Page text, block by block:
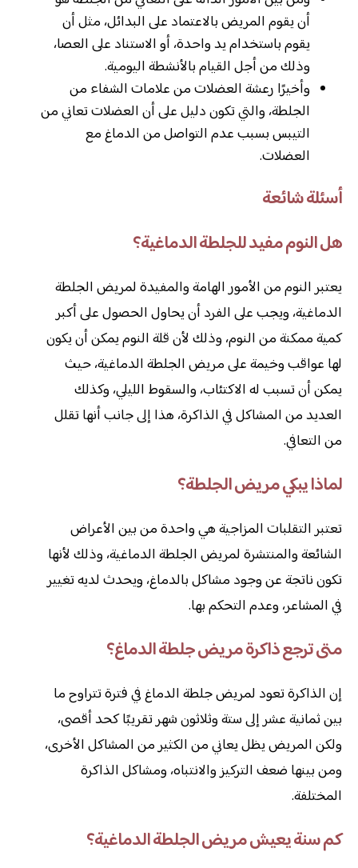
أن يقوم المريض بالاعتماد على البدائل، مثل أن
يقوم باستخدام يد واحدة، أو الاستناد على العصا،
وذلك من أجل القيام بالأنشطة اليومية.
وأخيرًا رعشة العضلات من علامات الشفاء من
الجلطة، والتي تكون دليل على أن العضلات تعاني من
التيبس بسبب عدم التواصل من الدماغ مع
العضلات.
أسئلة شائعة
هل النوم مفيد للجلطة الدماغية؟
يعتبر النوم من الأمور الهامة والمفيدة لمريض الجلطة
الدماغية، ويجب على الفرد أن يحاول الحصول على أكبر
كمية ممكنة من النوم، وذلك لأن قلة النوم يمكن أن يكون
لها عواقب وخيمة على مريض الجلطة الدماغية، حيث
يمكن أن تسبب له الاكتئاب، والسقوط الليلي، وكذلك
العديد من المشاكل في الذاكرة، هذا إلى جانب أنها تقلل
من التعافي.
لماذا يبكي مريض الجلطة؟
تعتبر التقلبات المزاجية هي واحدة من بين الأعراض
الشائعة والمنتشرة لمريض الجلطة الدماغية، وذلك لأنها
تكون ناتجة عن وجود مشاكل بالدماغ، ويحدث لديه تغيير
في المشاعر، وعدم التحكم بها.
متى ترجع ذاكرة مريض جلطة الدماغ؟
إن الذاكرة تعود لمريض جلطة الدماغ في فترة تتراوح ما
بين ثمانية عشر إلى ستة وثلاثون شهر تقريبًا كحد أقصى،
ولكن المريض يظل يعاني من الكثير من المشاكل الأخرى،
ومن بينها ضعف التركيز والانتباه، ومشاكل الذاكرة
المختلفة.
كم سنة يعيش مريض الجلطة الدماغية؟